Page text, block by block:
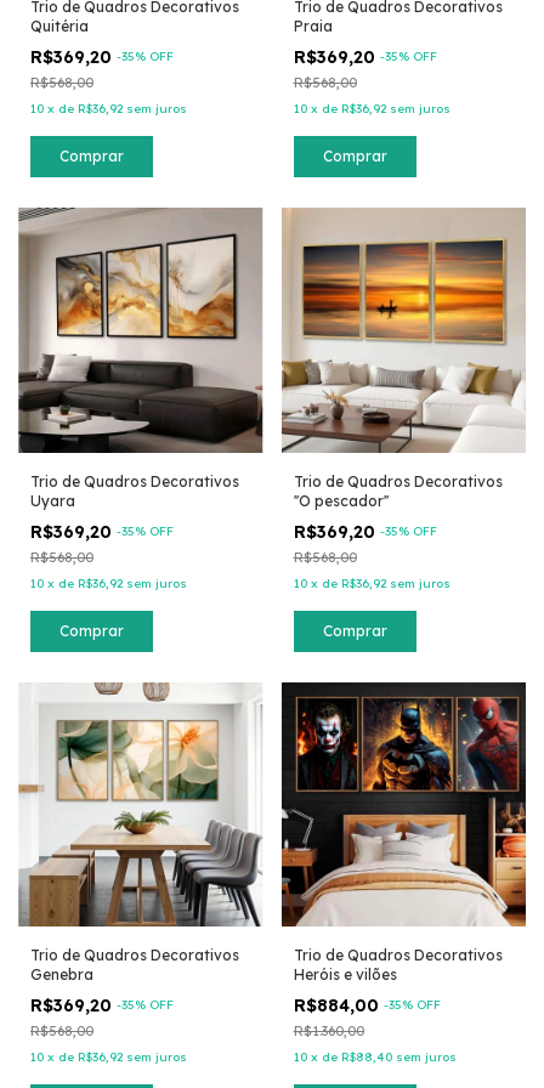
Trio de Quadros Decorativos
Quitéria
R$369,20 -35% OFF
R$568,00
10 x de R$36,92 sem juros
Comprar
Trio de Quadros Decorativos
Praia
R$369,20 -35% OFF
R$568,00
10 x de R$36,92 sem juros
Comprar
Trio de Quadros Decorativos
Uyara
R$369,20 -35% OFF
R$568,00
10 x de R$36,92 sem juros
Comprar
Trio de Quadros Decorativos
''O pescador''
R$369,20 -35% OFF
R$568,00
10 x de R$36,92 sem juros
Comprar
Trio de Quadros Decorativos
Genebra
R$369,20 -35% OFF
R$568,00
10 x de R$36,92 sem juros
Trio de Quadros Decorativos
Heróis e vilões
R$884,00 -35% OFF
R$1.360,00
10 x de R$88,40 sem juros